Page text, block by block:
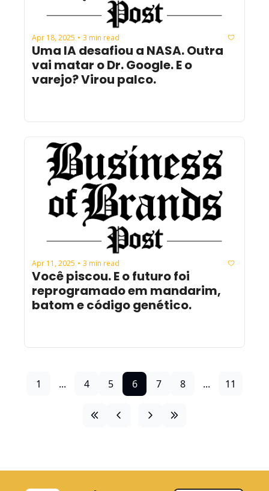
Apr 18, 2025 • 3 min read
Uma IA desafiou a NASA. Outra
vai matar o Dr. Google. E o
varejo? Virou palco.
Apr 11, 2025 • 3 min read
Você piscou. E o futuro foi
reprogramado em mandarim,
batom e código genético.
1 ... 4 5 6 7 8 ... 11